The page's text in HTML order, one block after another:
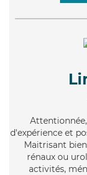
Attentionnée
d'expérience et
Maitrisant
rénaux ou
activités,